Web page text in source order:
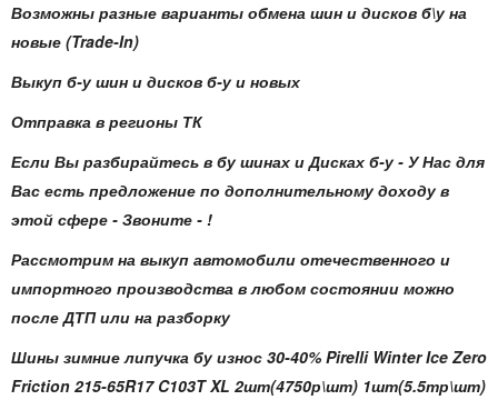
Возможны разные варианты обмена шин и дисков б\у на
новые (Trade-In)
Выкуп б-у шин и дисков б-у и новых
Отправка в регионы ТК
Если Вы разбирайтесь в бу шинах и Дисках б-у - У Нас для
Вас есть предложение по дополнительному доходу в
этой сфере - Звоните - !
Рассмотрим на выкуп автомобили отечественного и
импортного производства в любом состоянии можно
после ДТП или на разборку
Шины зимние липучка бу износ 30-40% Pirelli Winter Ice Zero
Friction 215-65R17 C103T XL 2шт(4750р\шт) 1шт(5.5тр\шт)